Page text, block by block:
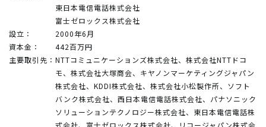
東日本電信電話株式会社
富士ゼロックス株式会社
設立：
2000年6月
資本金：
442百万円
主要取引先： NTTコミュニケーションズ株式会社、株式会社NTTドコ
モ、株式会社大塚商会、キヤノンマーケティングジャパン
株式会社、KDDI株式会社、株式会社小松製作所、ソフト
バンク株式会社、西日本電信電話株式会社、パナソニック
ソリューションテクノロジー株式会社、東日本電信電話株
式会社、富士ゼロックス株式会社、リコージャパン株式会